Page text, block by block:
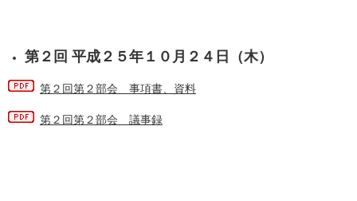
第２回 平成２５年１０月２４日（木）
第２回第２部会 事項書、資料
第２回第２部会 議事録